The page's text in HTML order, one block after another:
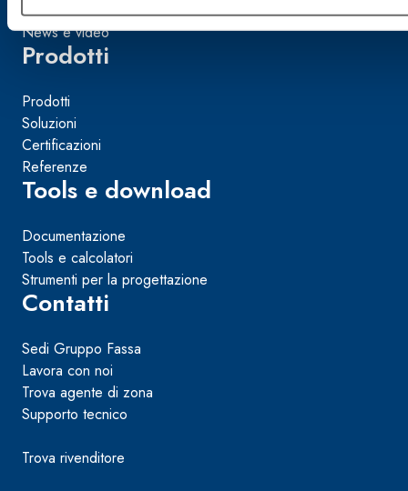
News e video
Prodotti
Prodotti
Soluzioni
Certificazioni
Referenze
Tools e download
Documentazione
Tools e calcolatori
Strumenti per la progettazione
Contatti
Sedi Gruppo Fassa
Lavora con noi
Trova agente di zona
Supporto tecnico
Trova rivenditore